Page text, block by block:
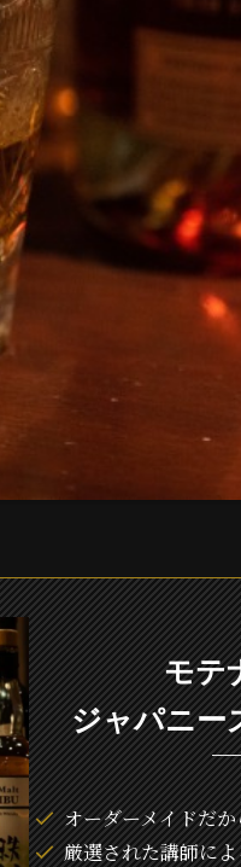
モテ
ジャパニー
オーダーメイドだ
厳選された講師に